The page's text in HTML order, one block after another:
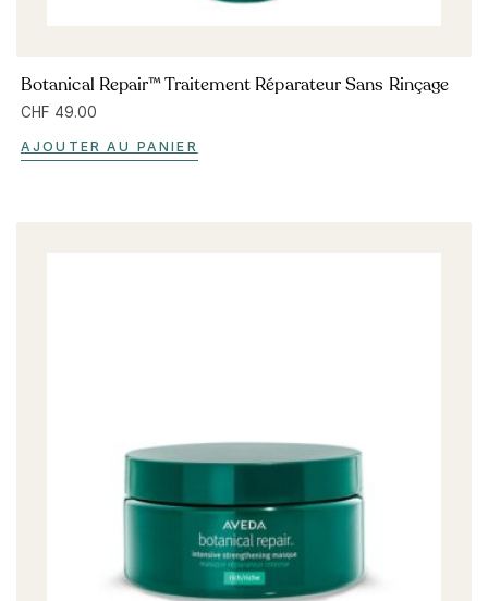
Botanical Repair™ Traitement Réparateur Sans Rinçage
CHF 49.00
AJOUTER AU PANIER